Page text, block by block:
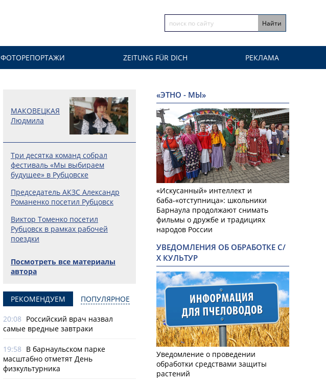
ФОТОРЕПОРТАЖИ ZEITUNG FÜR DICH РЕКЛАМА
МАКОВЕЦКАЯ
Людмила
Три десятка команд собрал
фестиваль «Мы выбираем
будущее» в Рубцовске
Председатель АКЗС Александр
Романенко посетил Рубцовск
Виктор Томенко посетил
Рубцовск в рамках рабочей
поездки
Посмотреть все материалы
автора
РЕКОМЕНДУЕМ ПОПУЛЯРНОЕ
20:08 Российский врач назвал
самые вредные завтраки
19:58 В барнаульском парке
масштабно отметят День
физкультурника
«ЭТНО - МЫ»
«Искусанный» интеллект и
баба-«отступница»: школьники
Барнаула продолжают снимать
фильмы о дружбе и традициях
народов России
УВЕДОМЛЕНИЯ ОБ ОБРАБОТКЕ С/
Х КУЛЬТУР
Уведомление о проведении
обработки средствами защиты
растений